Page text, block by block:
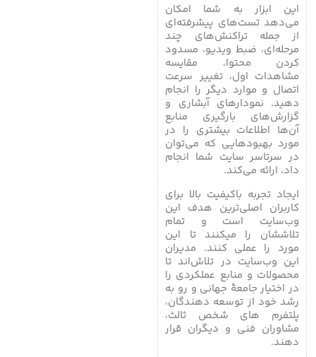
این ابزار به شما امکان
می‌دهد تست‌های پیشرفته‌ای
از جمله تراکنش‌های چند
مرحله‌ای، ضبط ویدیو، مسدود
کردن محتوا، مقایسه
مشاهدات اول، تغییر سرعت
اتصال و موارد دیگر را انجام
دهید. نمودارهای آبشاری و
گزارش‌های بارگیری منابع
آن‌ها اطلاعات بیشتری را در
مورد بهبودهایی که می‌توان
در سرتاسر سایت شما انجام
داد، ارائه می‌کند.
ایجاد تجربه باکیفیت بالا برای
کاربران اصلی‌ترین هدف این
وب‌سایت است و تمام
تلاششان را میکنند تا این
مورد را عملی کنند. مدیران
این وب‌سایت در تلاش‌اند تا
محصولات و منابع عملکردی را
در اختیار جامعۀ جهانی و رو به
رشد خود از توسعه دهندگان،
پلتفرم های شخص ثالث،
مشاوران فنی و دیگران قرار
دهند.